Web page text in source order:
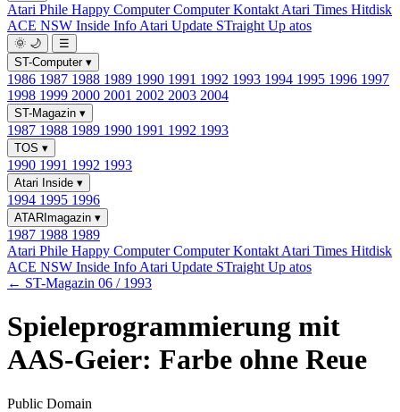
Atari Phile Happy ComputerComputer Kontakt Atari Times Hitdisk
ACE NSW Inside Info Atari Update STraight Up atos
🌞 🌙
☰
ST-Computer ▾
1986 1987 1988 1989 1990 1991 1992 1993 1994 1995 1996 1997
1998 1999 2000 2001 2002 2003 2004
ST-Magazin ▾
1987 1988 1989 1990 1991 1992 1993
TOS ▾
1990 1991 1992 1993
Atari Inside ▾
1994 1995 1996
ATARImagazin ▾
1987 1988 1989
Atari Phile Happy ComputerComputer Kontakt Atari Times Hitdisk
ACE NSW Inside Info Atari Update STraight Up atos
← ST-Magazin 06 / 1993
Spieleprogrammierung mit
AAS-Geier: Farbe ohne Reue
Public Domain